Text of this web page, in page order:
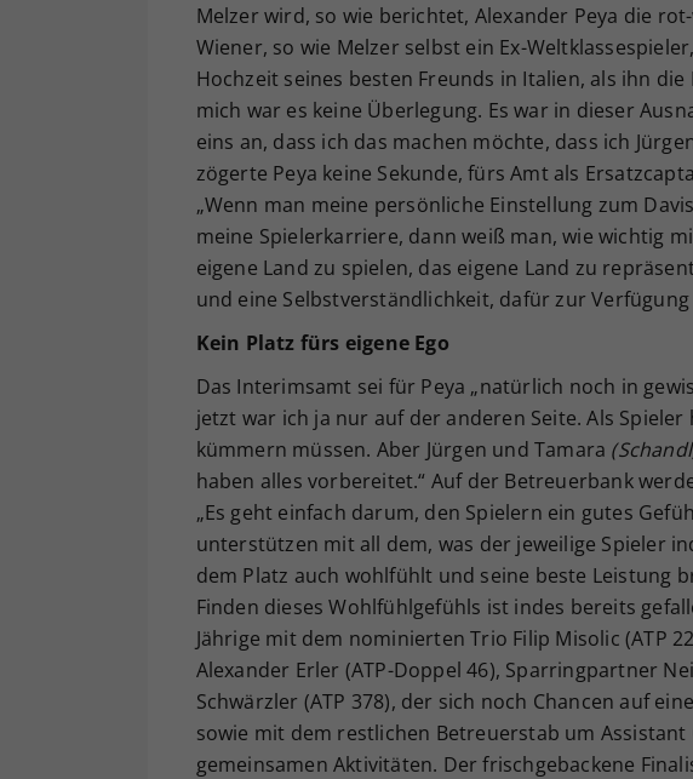
Melzer wird, so wie berichtet, Alexander Peya die
Wiener, so wie Melzer selbst ein Ex-
Hochzeit seines besten Freunds in Italien, als ihn
mich war es keine Überlegung. Es war in dieser
eins an, dass ich das machen möchte, dass ich
zögerte Peya keine Sekunde, fürs Amt als
„Wenn man meine persönliche Einstellung zum
meine Spielerkarriere, dann weiß man, wie wichtig
eigene Land zu spielen, das eigene Land zu
und eine Selbstverständlichkeit, dafür zur Verfügung
Kein Platz fürs eigene Ego
Das Interimsamt sei für Peya „natürlich noch in
jetzt war ich ja nur auf der anderen Seite. Als
kümmern müssen. Aber Jürgen und Tamara
haben alles vorbereitet.“ Auf der Betreuerbank
„Es geht einfach darum, den Spielern ein gutes
unterstützen mit all dem, was der jeweilige Spieler
dem Platz auch wohlfühlt und seine beste Leistung
Finden dieses Wohlfühlgefühls ist indes bereits
Jährige mit dem nominierten Trio Filip Misolic (ATP
Alexander Erler (ATP-Doppel 46), Sparringpartner
Schwärzler (ATP 378), der sich noch Chancen auf
sowie mit dem restlichen Betreuerstab um
gemeinsamen Aktivitäten. Der frischgebackene